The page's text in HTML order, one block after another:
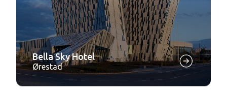
Bella Sky Hotel
Ørestad